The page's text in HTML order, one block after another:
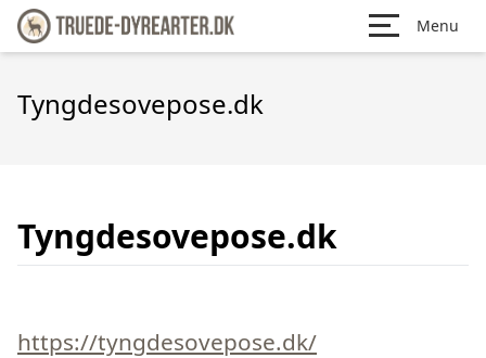
Menu
Tyngdesovepose.dk
Tyngdesovepose.dk
https://tyngdesovepose.dk/